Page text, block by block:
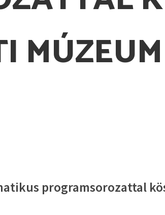
MÚZEUM
programsorozattal